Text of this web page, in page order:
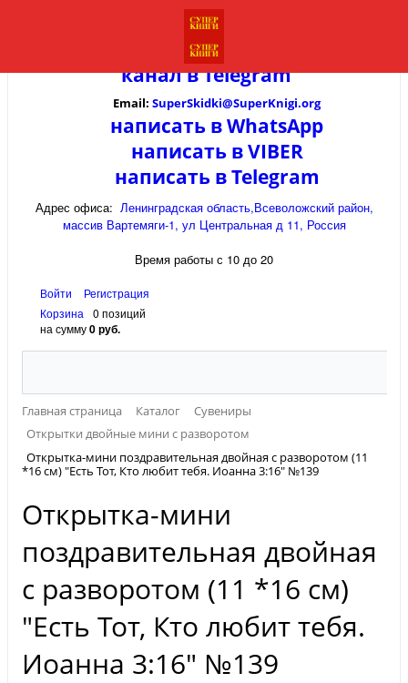
канал вTelegram
Email: SuperSkidki@SuperKnigi.org
написать в WhatsApp
написать в VIBER
написать в Telegram
Адрес офиса: Ленинградская область,Всеволожский район,
массив Вартемяги-1, ул Центральная д 11, Россия
Время работы с 10 до 20
Войти
Регистрация
Корзина
0 позиций
на сумму0 руб.
Главная страница Каталог
Сувениры
Открытки двойные мини с разворотом
Открытка-мини поздравительная двойная с разворотом (11
*16 см) "Есть Тот, Кто любит тебя. Иоанна 3:16" №139
Открытка-мини
поздравительная двойная
с разворотом (11 *16 см)
"Есть Тот, Кто любит тебя.
Иоанна 3:16" №139